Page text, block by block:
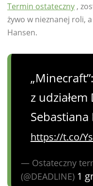
Termin ostateczny ,
żywo w nieznanej roli,
Hansen.
z
Sebastiana
https://t.co/
— Ostateczny
(@DEADLINE) 1